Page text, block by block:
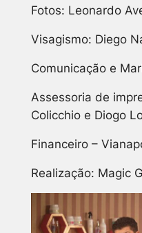
Fotos: Leonardo
Visagismo: Diego
Comunicação e
Assessoria de
Colicchio e Diogo
Financeiro –
Realização: Magic